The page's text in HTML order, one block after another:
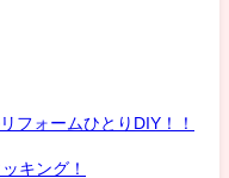
フォームひとりDIY！！
キング！